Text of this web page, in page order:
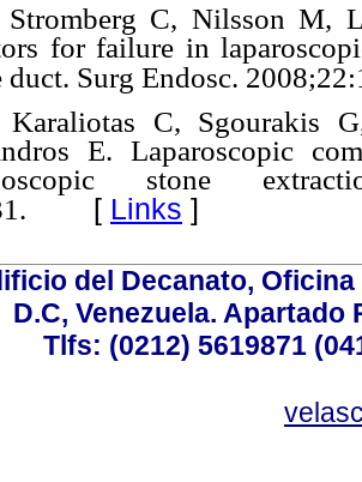
Stromberg C, Nilsson M,
for failure in
duct. Surg Endosc.
Karaliotas C, Sgourakis
E. Laparoscopic
stone
[ Links ]
del Decanato,
D.C, Venezuela. Apartado
Tlfs: (0212) 5619871